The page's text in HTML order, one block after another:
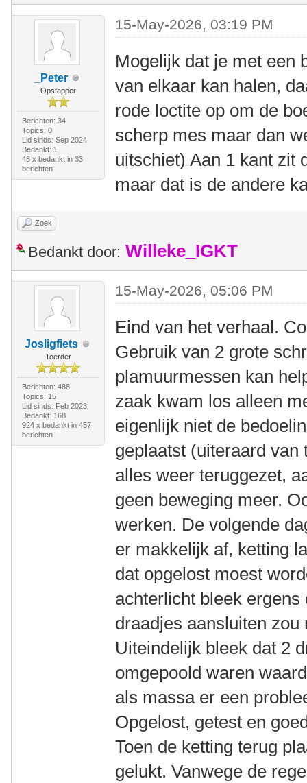
_Peter
Opstapper
Berichten: 34
Topics: 0
Lid sinds: Sep 2024
Bedankt: 1
48 x bedankt in 33
berichten
15-May-2026, 03:19 PM
Mogelijk dat je met een
van elkaar kan halen,
rode loctite op om de
scherp mes maar dan
uitschiet) Aan 1 kant zit
maar dat is de andere
Zoek
Bedankt door: Willeke_IGKT
Josligfiets
Toerder
Berichten: 488
Topics: 15
Lid sinds: Feb 2023
Bedankt: 168
924 x bedankt in 457
berichten
15-May-2026, 05:06 PM
Eind van het verhaal.
Gebruik van 2 grote
plamuurmessen kan
zaak kwam los alleen
eigenlijk niet de
geplaatst (uiteraard
alles weer teruggezet,
geen beweging meer.
werken. De volgende
er makkelijk af, ketting
dat opgelost moest
achterlicht bleek
draadjes aansluiten
Uiteindelijk bleek dat 2
omgepoold waren
als massa er een
Opgelost, getest en
Toen de ketting terug
gelukt. Vanwege de